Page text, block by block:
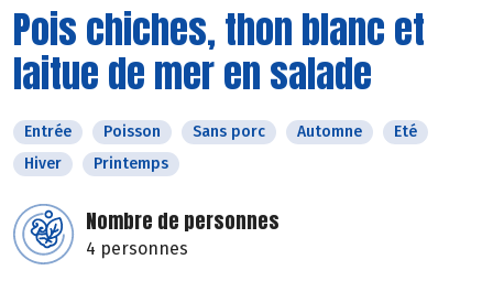
Pois chiches, thon blanc et
laitue de mer en salade
Entrée Poisson Sans porc Automne
Eté
Hiver
Printemps
Nombre de personnes
4 personnes